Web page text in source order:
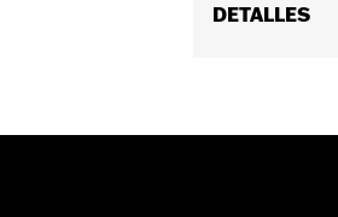
DETALLES
soportes de
posteriores, y